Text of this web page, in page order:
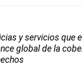
y servicios que
global de la